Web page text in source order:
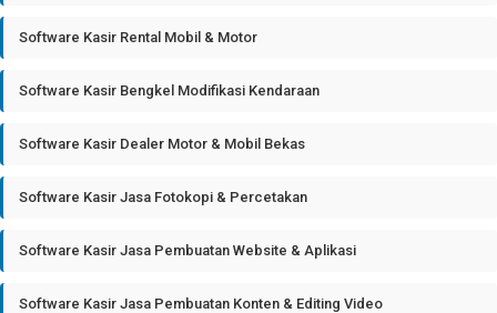
Software Kasir Rental Mobil & Motor
Software Kasir Bengkel Modifikasi Kendaraan
Software Kasir Dealer Motor & Mobil Bekas
Software Kasir Jasa Fotokopi & Percetakan
Software Kasir Jasa Pembuatan Website & Aplikasi
Software Kasir Jasa Pembuatan Konten & Editing Video